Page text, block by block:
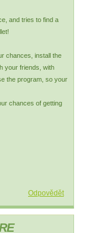
and tries to find a
chances, install the
your friends, with
the program, so your
chances of getting
Odpovědět